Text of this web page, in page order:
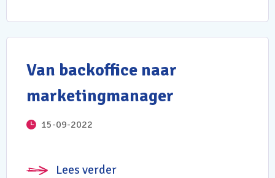
Van backoffice naar
marketingmanager
15-09-2022
Lees verder